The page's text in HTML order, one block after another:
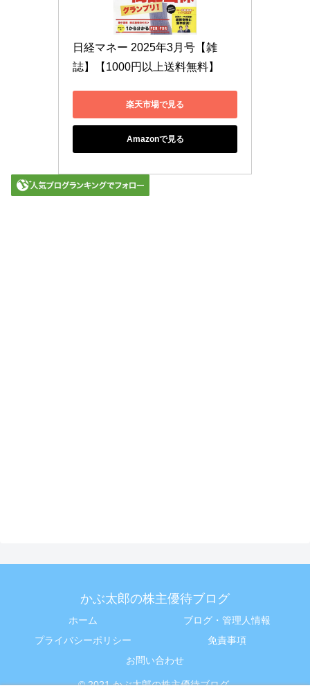
日経マネー 2025年3月号【雑
誌】【1000円以上送料無料】
楽天市場で見る
Amazonで見る
かぶ太郎の株主優待ブログ
ホーム
ブログ・管理人情報
プライバシーポリシー
免責事項
お問い合わせ
© 2021 かぶ太郎の株主優待ブログ.